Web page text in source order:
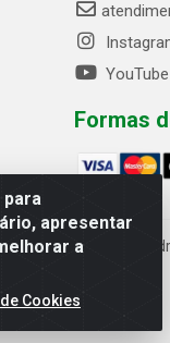
apresentar
a
Cookies
YouTube
Formas
Alegre, 2521 -